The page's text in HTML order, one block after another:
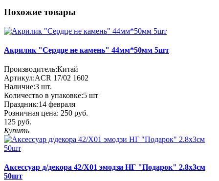
Похожие товары
Акрилик "Сердце не камень" 44мм*50мм 5шт
Производитель:Китай
Артикул:ACR 17/02 1602
Наличие:3 шт.
Количество в упаковке:5 шт
Праздник:14 февраля
Розничная цена: 250 руб.
125 руб.
Купить
Аксессуар д/декора 42/X01 эмодзи НГ "Подарок" 2.8х3см
50шт